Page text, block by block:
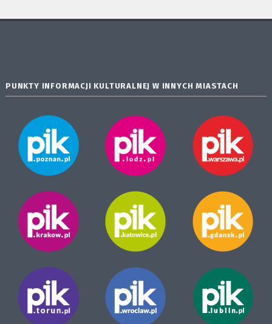
PUNKTY INFORMACJI KULTURALNEJ W INNYCH MIASTACH